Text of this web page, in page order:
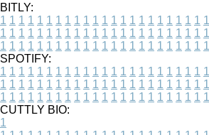
BITLY:
1 1 1 1 1 1 1 1 1 1 1 1 1 1 1 1 1 1 1 1 1 1 1
1 1 1 1 1 1 1 1 1 1 1 1 1 1 1 1 1 1 1 1 1 1 1
1 1 1 1 1 1 1 1 1 1 1 1 1 1 1 1 1 1 1 1 1 1 1
SPOTIFY:
1 1 1 1 1 1 1 1 1 1 1 1 1 1 1 1 1 1 1 1 1 1 1
1 1 1 1 1 1 1 1 1 1 1 1 1 1 1 1 1 1 1 1 1 1 1
1 1 1 1 1 1 1 1 1 1 1 1 1 1 1 1 1 1 1 1 1 1 1
CUTTLY BIO:
1